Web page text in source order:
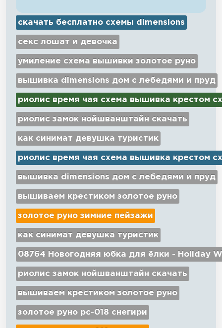
скачать бесплатно схемы dimensions
секс лошат и девочка
умиление схема вышивки золотое руно
вышивка dimensions дом с лебедями и пруд
риолис время чая схема вышивка крестом
риолис замок нойшванштайн скачать
как синимат девушка туристик
риолис время чая схема вышивка крестом
вышивка dimensions дом с лебедями и пруд
вышиваем крестиком золотое руно
золотое руно зимние пейзажи
как синимат девушка туристик
08764 Новогодняя юбка для ёлки - Holiday
риолис замок нойшванштайн скачать
вышиваем крестиком золотое руно
золотое руно рс-018 снегири